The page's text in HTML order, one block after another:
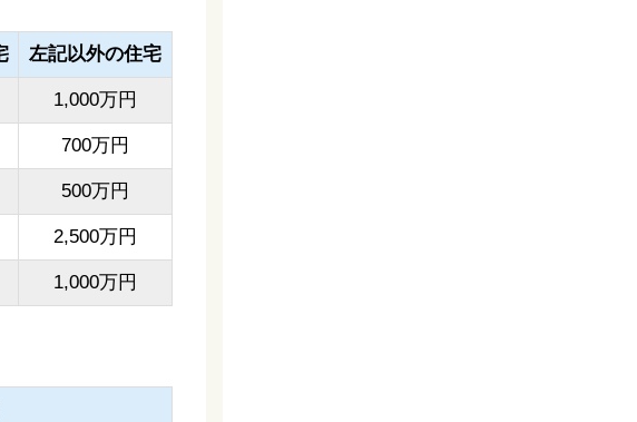
左記以外の住宅
1,000万円
700万円
500万円
2,500万円
1,000万円